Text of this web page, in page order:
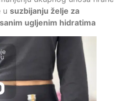
u suzbijanju želje za
ugljenim hidratima